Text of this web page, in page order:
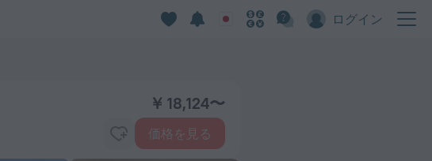
ログイン
￥ 18,124〜
価格を見る